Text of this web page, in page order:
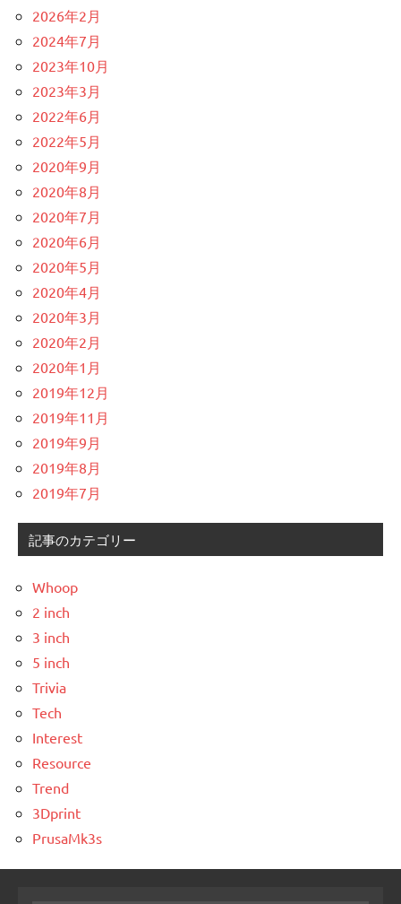
2026年2月
2024年7月
2023年10月
2023年3月
2022年6月
2022年5月
2020年9月
2020年8月
2020年7月
2020年6月
2020年5月
2020年4月
2020年3月
2020年2月
2020年1月
2019年12月
2019年11月
2019年9月
2019年8月
2019年7月
記事のカテゴリー
Whoop
2 inch
3 inch
5 inch
Trivia
Tech
Interest
Resource
Trend
3Dprint
PrusaMk3s